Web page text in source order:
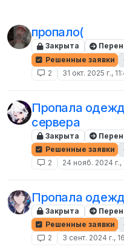
пропало(
Закрыта
Решенные заявки
2
31 окт. 2025 г.,
Пропала
сервера
Закрыта
Решенные заявки
2
24 нояб. 2024 г.,
Пропала
Закрыта
Решенные заявки
2
3 сент. 2024 г.,